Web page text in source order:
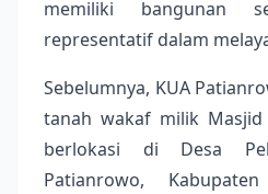
memiliki bangunan
representatif dalam
Sebelumnya, KUA
tanah wakaf milik
berlokasi di Desa
Patianrowo,